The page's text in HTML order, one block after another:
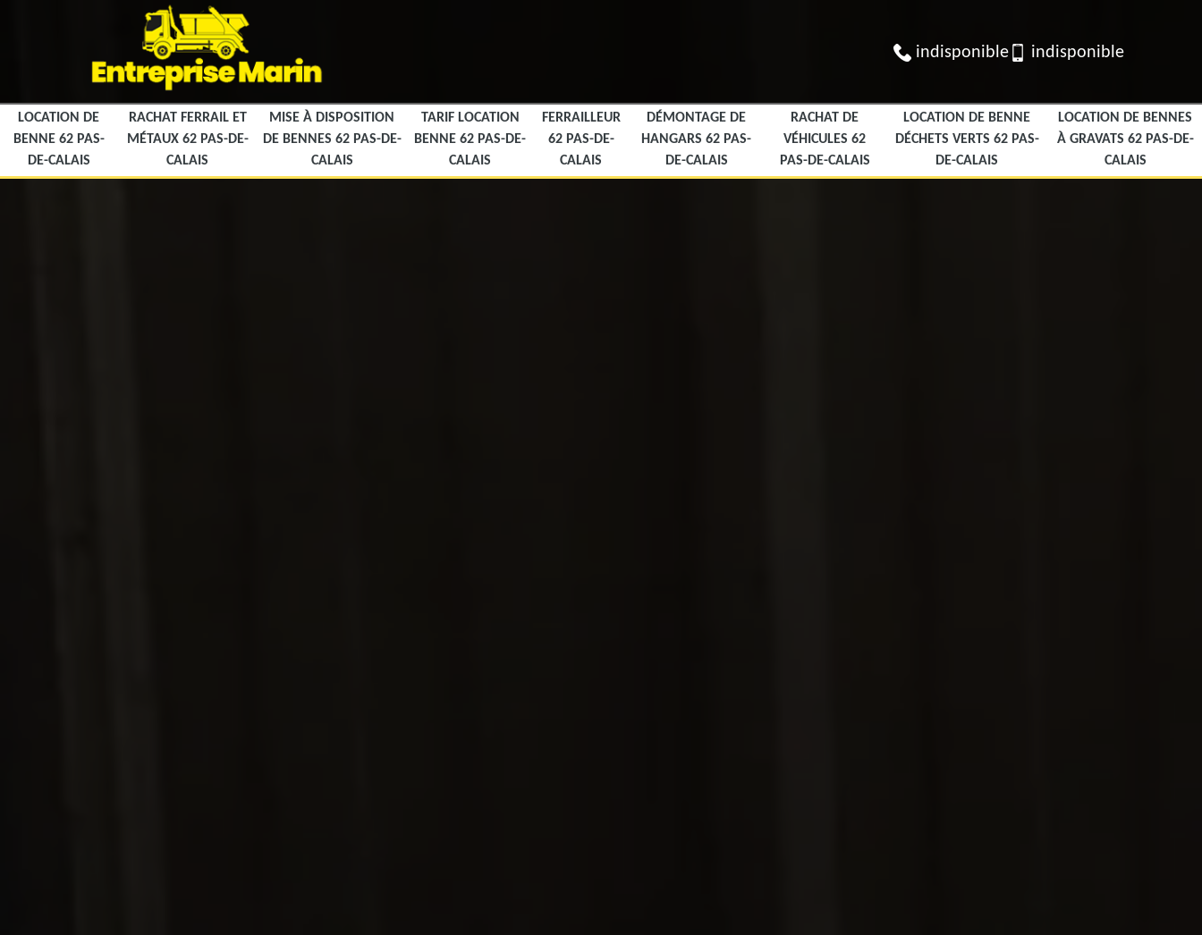
indisponible indisponible
LOCATION DE
BENNE 62 PAS-
DE-CALAIS
RACHAT FERRAIL ET
MÉTAUX 62 PAS-DE-
CALAIS
MISE À DISPOSITION
DE BENNES 62 PAS-DE-
CALAIS
TARIF LOCATION
BENNE 62 PAS-DE-
CALAIS
FERRAILLEUR
62 PAS-DE-
CALAIS
DÉMONTAGE DE
HANGARS 62 PAS-
DE-CALAIS
RACHAT DE
VÉHICULES 62
PAS-DE-CALAIS
LOCATION DE BENNE
DÉCHETS VERTS 62 PAS-
DE-CALAIS
LOCATION DE BENNES
À GRAVATS 62 PAS-DE-
CALAIS